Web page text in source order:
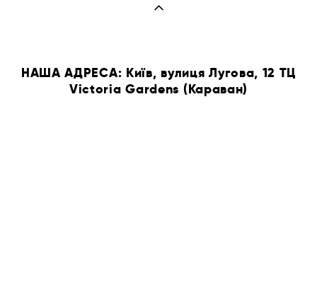
НАША АДРЕСА: Київ, вулиця Лугова, 12 ТЦ
Victoria Gardens (Караван)